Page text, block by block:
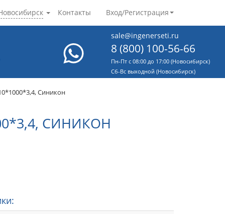
Контакты Вход/Регистрация
sale@ingenerseti.ru
8 (800) 100-56-66
Пн-Пт с 08:00 до 17:00 (Новосибирск)
Cб-Вс выходной (Новосибирск)
Синикон
СИНИКОН